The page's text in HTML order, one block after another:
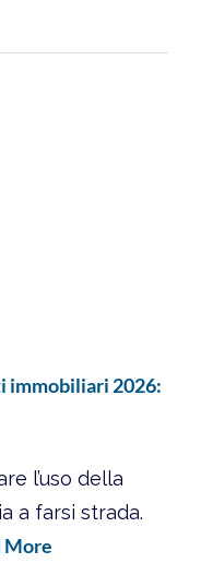
immobiliari 2026:
l’uso della
a farsi strada.
More